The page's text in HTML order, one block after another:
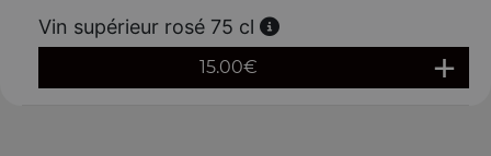
Vin supérieur rosé 75 cl
15.00€